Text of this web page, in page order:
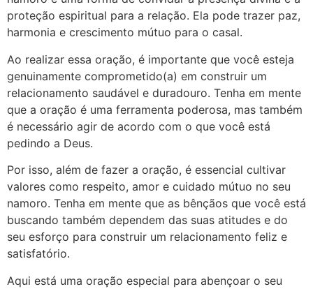
proteção espiritual para a relação. Ela pode trazer paz,
harmonia e crescimento mútuo para o casal.
Ao realizar essa oração, é importante que você esteja
genuinamente comprometido(a) em construir um
relacionamento saudável e duradouro. Tenha em mente
que a oração é uma ferramenta poderosa, mas também
é necessário agir de acordo com o que você está
pedindo a Deus.
Por isso, além de fazer a oração, é essencial cultivar
valores como respeito, amor e cuidado mútuo no seu
namoro. Tenha em mente que as bênçãos que você está
buscando também dependem das suas atitudes e do
seu esforço para construir um relacionamento feliz e
satisfatório.
Aqui está uma oração especial para abençoar o seu